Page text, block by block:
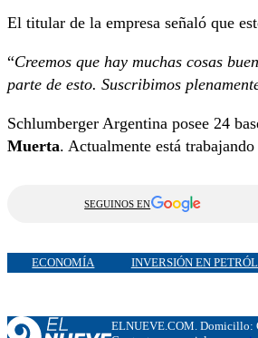
El titular de la empresa señaló que
“Creemos que hay muchas cosas
parte de esto. Suscribimos
Schlumberger Argentina posee 24
Muerta. Actualmente está
SEGUINOS EN
ECONOMÍA INVERSIÓN EN
ELNUEVE.COM. Domicillo: